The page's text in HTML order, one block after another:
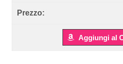
Aggiungi al